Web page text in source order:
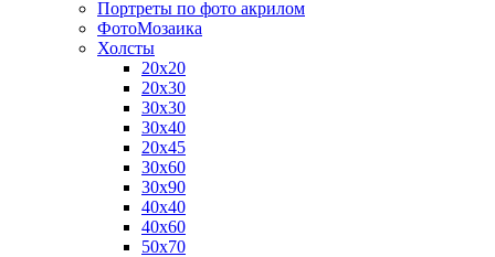
Портреты по фото акрилом
ФотоМозаика
Холсты
20х20
20х30
30х30
30х40
20х45
30х60
30х90
40х40
40х60
50х70